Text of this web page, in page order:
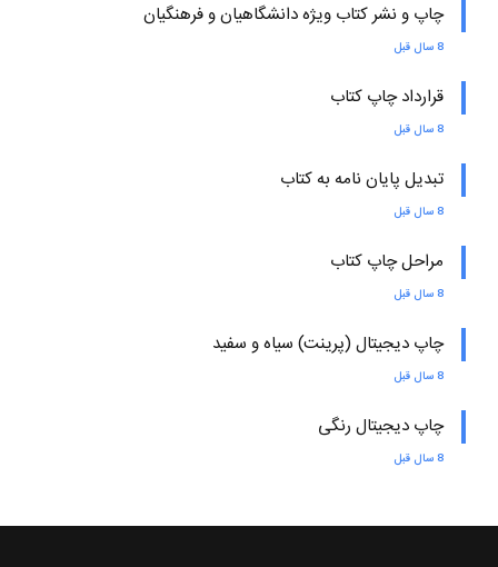
چاپ و نشر کتاب ویژه دانشگاهیان و فرهنگیان
8 سال قبل
قرارداد چاپ کتاب
8 سال قبل
تبدیل پایان نامه به کتاب
8 سال قبل
مراحل چاپ کتاب
8 سال قبل
چاپ دیجیتال (پرینت) سیاه و سفید
8 سال قبل
چاپ دیجیتال رنگی
8 سال قبل